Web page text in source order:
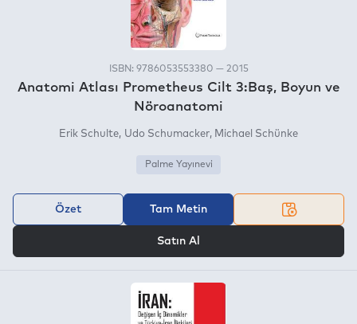
ISBN: 9786053553380 — 2015
Anatomi Atlası Prometheus Cilt 3:Baş, Boyun ve
Nöroanatomi
Erik Schulte Udo Schumacker Michael Schünke
Palme Yayınevi
Özet Tam Metin
Satın Al